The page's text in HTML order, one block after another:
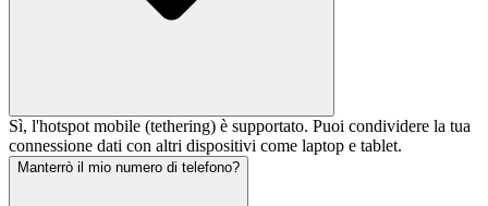
Sì, l'hotspot mobile (tethering) è supportato. Puoi condividere la tua
connessione dati con altri dispositivi come laptop e tablet.
Manterrò il mio numero di telefono?